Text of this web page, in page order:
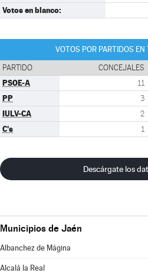
Votos en blanco:
VOTOS POR PARTIDOS EN
PARTIDO CONCEJALES
PSOE-A 11
PP 3
IULV-CA 2
C's 1
Descárgate los
Municipios de Jaén
Albanchez de Mágina
Alcalá la Real